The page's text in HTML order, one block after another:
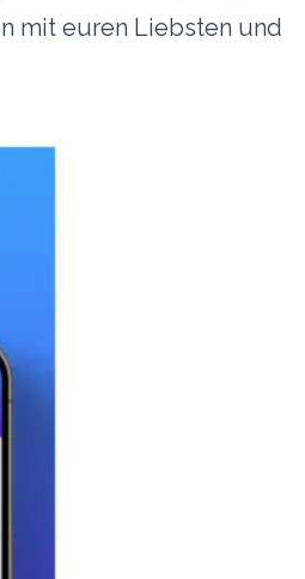
mit euren Liebsten und